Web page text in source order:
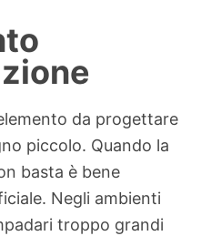
da progettare
piccolo. Quando la
basta è bene
Negli ambienti
troppo grandi